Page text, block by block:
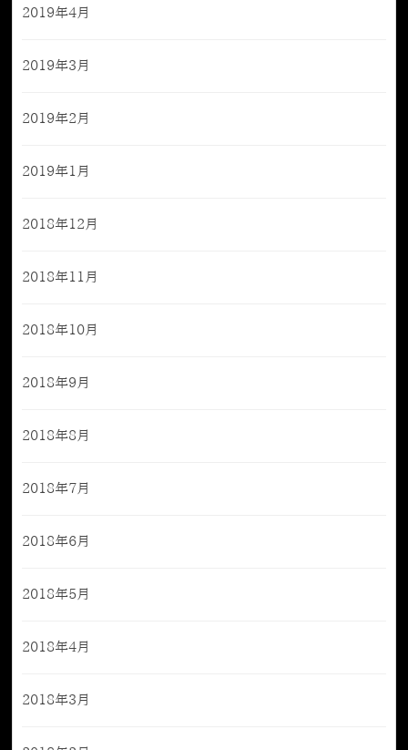
2019年4月
2019年3月
2019年2月
2019年1月
2018年12月
2018年11月
2018年10月
2018年9月
2018年8月
2018年7月
2018年6月
2018年5月
2018年4月
2018年3月